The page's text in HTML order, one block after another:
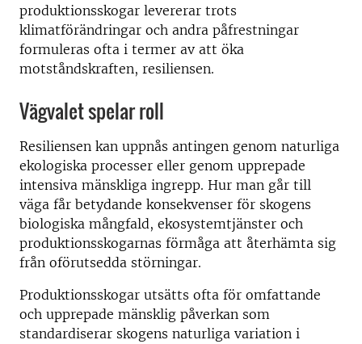
produktionsskogar levererar trots
klimatförändringar och andra påfrestningar
formuleras ofta i termer av att öka
motståndskraften, resiliensen.
Vägvalet spelar roll
Resiliensen kan uppnås antingen genom naturliga
ekologiska processer eller genom upprepade
intensiva mänskliga ingrepp. Hur man går till
väga får betydande konsekvenser för skogens
biologiska mångfald, ekosystemtjänster och
produktionsskogarnas förmåga att återhämta sig
från oförutsedda störningar.
Produktionsskogar utsätts ofta för omfattande
och upprepade mänsklig påverkan som
standardiserar skogens naturliga variation i